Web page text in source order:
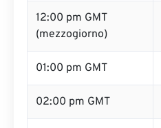
12:00 pm GMT
(mezzogiorno)
01:00 pm GMT
02:00 pm GMT